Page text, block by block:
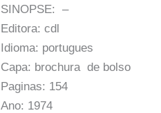
SINOPSE: –
Editora: cdl
Idioma: portugues
Capa: brochura de bolso
Paginas: 154
Ano: 1974